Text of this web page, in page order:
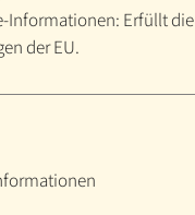
Informationen: Erfüllt die
der EU.